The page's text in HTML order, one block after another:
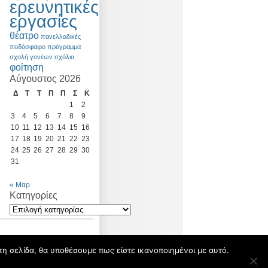
ερευνητικές
εργασίες
θέατρο πανελλαδικές
ποδόσφαιρο πρόγραμμα
σχολή γονέων σχόλια
φοίτηση
Αύγουστος 2026
Δ Τ Τ Π Π Σ
Κ
1
2
3
4 5 6 7 8
9
10 11 12 13 14 15 16
17 18 19 20 21 22 23
24 25 26 27 28 29 30
31
« Μαρ
Kατηγορίες
σελίδα, θα υποθέσουμε πως είστε ικανοποιημένοι με αυτό.